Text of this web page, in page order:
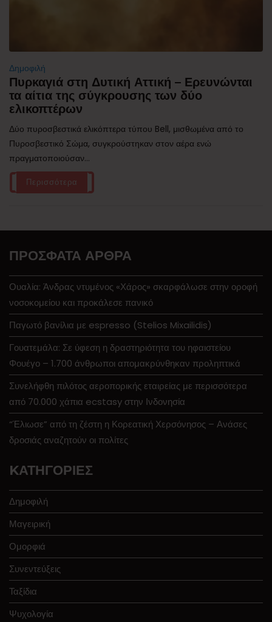
Δημοφιλή
Πυρκαγιά στη Δυτική Αττική – Ερευνώνται
τα αίτια της σύγκρουσης των δύο
ελικοπτέρων
Δύο πυροσβεστικά ελικόπτερα τύπου Bell, μισθωμένα από το
Πυροσβεστικό Σώμα, συγκρούστηκαν στον αέρα ενώ
πραγματοποιούσαν...
Περισσότερα
ΠΡΌΣΦΑΤΑ ΆΡΘΡΑ
Ουαλία: Άνδρας ντυμένος «Χάρος» σκαρφάλωσε στην οροφή
νοσοκομείου και προκάλεσε πανικό
Παγωτό βανίλια με espresso (Stelios Mixailidis)
Γουατεμάλα: Σε ύφεση η δραστηριότητα του ηφαιστείου
Φουέγο – 1.700 άνθρωποι απομακρύνθηκαν προληπτικά
Συνελήφθη πιλότος αεροπορικής εταιρείας με περισσότερα
από 70.000 χάπια ecstasy στην Ινδονησία
“Έλιωσε” από τη ζέστη η Κορεατική Χερσόνησος – Ανάσες
δροσιάς αναζητούν οι πολίτες
KΑΤΗΓΟΡΊΕΣ
Δημοφιλή
Μαγειρική
Ομορφιά
Συνεντεύξεις
Ταξίδια
Ψυχολογία